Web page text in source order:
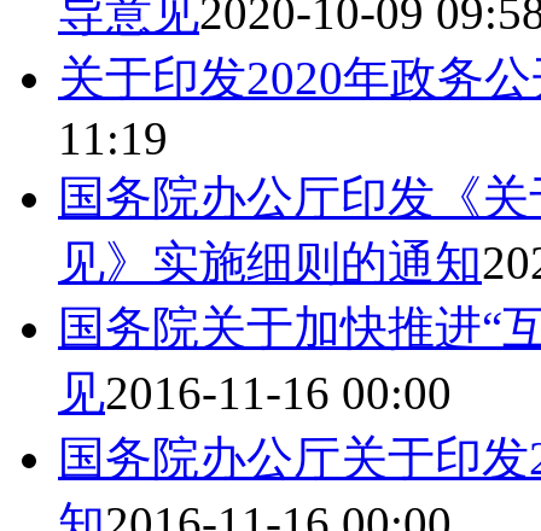
导意见2020-10-09
关于印发2020年政务
11:19
国务院办公厅印发《
见》实施细则的通知
国务院关于加快推进“
见2016-11-16 00:00
国务院办公厅关于印